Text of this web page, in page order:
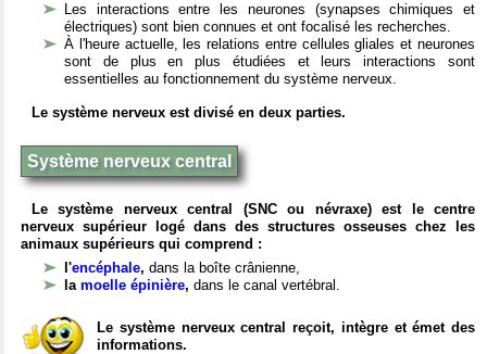
Les interactions entre les neurones (synapses chimiques et
électriques) sont bien connues et ont focalisé les recherches.
À l'heure actuelle, les relations entre cellules gliales et neurones
sont de plus en plus étudiées et leurs interactions sont
essentielles au fonctionnement du système nerveux.
Le système nerveux est divisé en deux parties.
Système nerveux central
Le système nerveux central (SNC ou névraxe) est le centre
nerveux supérieur logé dans des structures osseuses chez les
animaux supérieurs qui comprend :
l'encéphale, dans la boîte crânienne,
la moelle épinière, dans le canal vertébral.
Le système nerveux central reçoit, intègre et émet des
informations.